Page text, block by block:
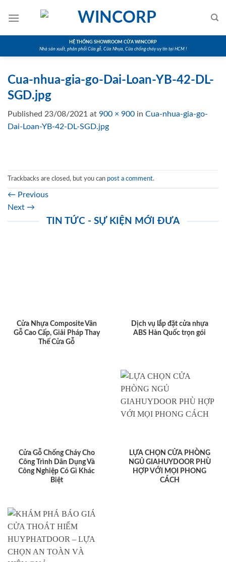
HỆ THỐNG SHOWROOM CỬA WINCORP
Nhà sản xuất, phân phối Cửa gỗ, Cửa Nhựa, Cửa chống cháy uy tín tại HCM !
Cua-nhua-gia-go-Dai-Loan-YB-42-DL-
SGD.jpg
Published 23/08/2021 at 900 × 900 in Cua-nhua-gia-go-
Dai-Loan-YB-42-DL-SGD.jpg
Trackbacks are closed, but you can post a comment.
← Previous
Next →
TIN TỨC - SỰ KIỆN MỚI ĐƯA
Cửa Nhựa Composite Vân
Gỗ Cao Cấp, Giải Pháp Thay
Thế Cửa Gỗ
Dịch vụ lắp đặt cửa nhựa
ABS Hàn Quốc trọn gói
Cửa Gỗ Chống Cháy Cho
Công Trình Dân Dụng Và
Công Nghiệp Có Gì Khác
Biệt
LỰA CHỌN CỬA PHÒNG
NGỦ GIAHUYDOOR PHÙ
HỢP VỚI MỌI PHONG
CÁCH